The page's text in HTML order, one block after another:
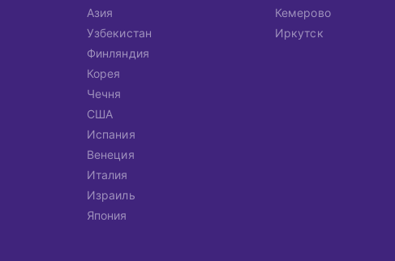
Азия
Узбекистан
Финляндия
Корея
Чечня
США
Испания
Венеция
Италия
Израиль
Япония
Кемерово
Иркутск